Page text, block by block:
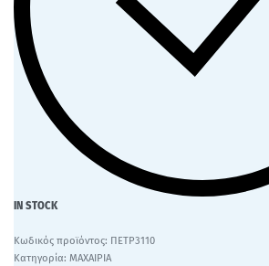
IN STOCK
ΠΕΤΡ3110
Κατηγορία: ΜΑΧΑΙΡΙΑ